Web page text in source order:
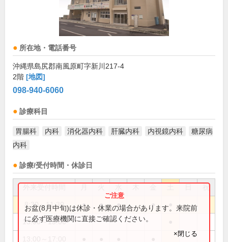
所在地・電話番号
沖縄県島尻郡南風原町字新川217-4
2階 [地図]
098-940-6060
診療科目
胃腸科 内科 消化器内科 肝臓内科 内視鏡内科
糖尿病
内科
診療/受付時間・休診日
祝
8:30～11:30 ● ● ● ●
13:00～15:00
お盆(8月中旬)は休診・休業の場合があります。来院前
に必ず医療機関に直接ご確認ください。
×閉じる